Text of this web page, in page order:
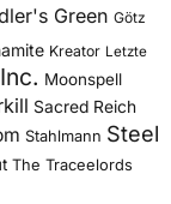
Green Götz
Kreator Letzte
Moonspell
Sacred Reich
Stahlmann Steel
The Traceelords